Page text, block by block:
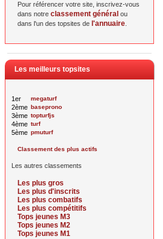
Pour référencer votre site, inscrivez-vous
dans notre classement général ou
dans l'un des topsites de l'annuaire
Les meilleurs topsites
1er megaturf
2ème baseprono
3ème topturfjs
4ème turf
5ème pmuturf
Classement des plus actifs
Les autres classements
Les plus gros
Les plus d'inscrits
Les plus combatifs
Les plus compétitifs
Tops jeunes M3
Tops jeunes M2
Tops jeunes M1